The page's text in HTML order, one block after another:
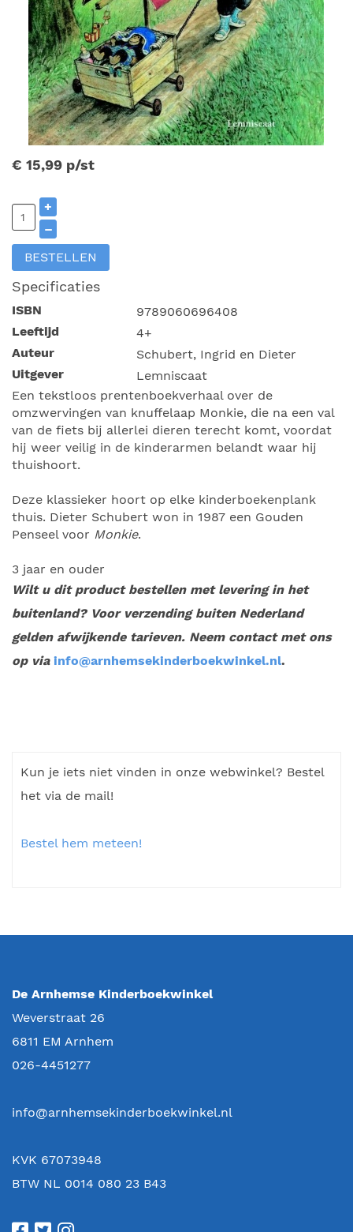
€ 15,99 p/st
+
–
BESTELLEN
Specificaties
ISBN
9789060696408
Leeftijd
4+
Auteur
Schubert, Ingrid en Dieter
Uitgever
Lemniscaat
Een tekstloos prentenboekverhaal over de
omzwervingen van knuffelaap Monkie, die na een val
van de fiets bij allerlei dieren terecht komt, voordat
hij weer veilig in de kinderarmen belandt waar hij
thuishoort.
Deze klassieker hoort op elke kinderboekenplank
thuis. Dieter Schubert won in 1987 een Gouden
Penseel voor Monkie.
3 jaar en ouder
Wilt u dit product bestellen met levering in het
buitenland? Voor verzending buiten Nederland
gelden afwijkende tarieven. Neem contact met ons
op via info@arnhemsekinderboekwinkel.nl.
Kun je iets niet vinden in onze webwinkel? Bestel
het via de mail!
Bestel hem meteen!
De Arnhemse Kinderboekwinkel
Weverstraat 26
6811 EM Arnhem
026-4451277
info@arnhemsekinderboekwinkel.nl
KVK 67073948
BTW NL 0014 080 23 B43